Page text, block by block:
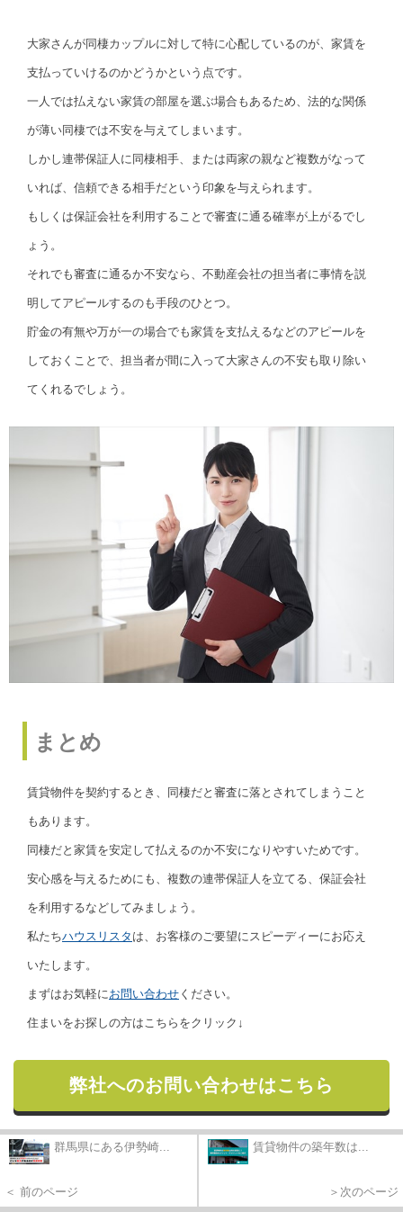
大家さんが同棲カップルに対して特に心配しているのが、家賃を
支払っていけるのかどうかという点です。
一人では払えない家賃の部屋を選ぶ場合もあるため、法的な関係
が薄い同棲では不安を与えてしまいます。
しかし連帯保証人に同棲相手、または両家の親など複数がなって
いれば、信頼できる相手だという印象を与えられます。
もしくは保証会社を利用することで審査に通る確率が上がるでし
ょう。
それでも審査に通るか不安なら、不動産会社の担当者に事情を説
明してアピールするのも手段のひとつ。
貯金の有無や万が一の場合でも家賃を支払えるなどのアピールを
しておくことで、担当者が間に入って大家さんの不安も取り除い
てくれるでしょう。
まとめ
賃貸物件を契約するとき、同棲だと審査に落とされてしまうこと
もあります。
同棲だと家賃を安定して払えるのか不安になりやすいためです。
安心感を与えるためにも、複数の連帯保証人を立てる、保証会社
を利用するなどしてみましょう。
私たちハウスリスタ は、お客様のご要望にスピーディーにお応え
いたします。
まずはお気軽にお問い合わせ ください。
住まいをお探しの方はこちらをクリック↓
弊社へのお問い合わせはこちら
群馬県にある伊勢崎...
＜ 前のページ
賃貸物件の築年数は...
＞次のページ